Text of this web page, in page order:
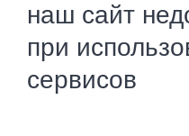
наш сайт
при
сервисов